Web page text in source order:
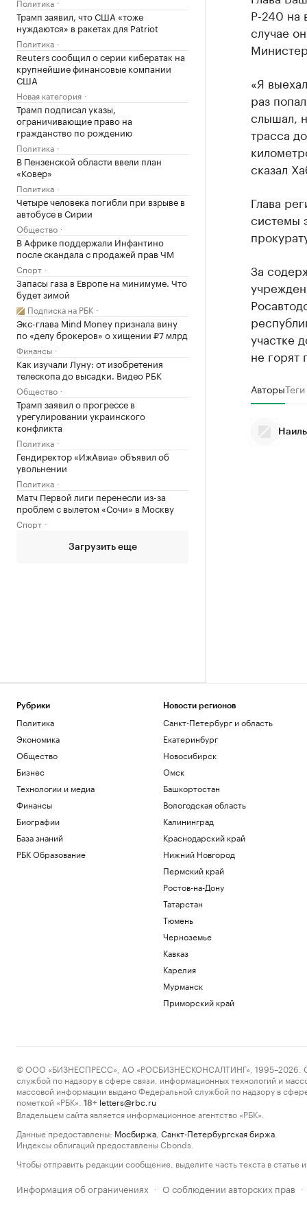
Трамп заявил, что США «тоже
нуждаются» в ракетах для Patriot
Политика
Reuters сообщил о серии кибератак на
крупнейшие финансовые компании
США
Новая категория
Трамп подписал указы,
ограничивающие право на
гражданство по рождению
Политика
В Пензенской области ввели план
«Ковер»
Политика
Четыре человека погибли при взрыве в
автобусе в Сирии
Общество
В Африке поддержали Инфантино
после скандала с продажей прав ЧМ
Спорт
Запасы газа в Европе на минимуме. Что
будет зимой
Подписка на РБК
Экс-глава Mind Money признала вину
по «делу брокеров» о хищении ₽7 млрд
Финансы
Как изучали Луну: от изобретения
телескопа до высадки. Видео РБК
Общество
Трамп заявил о прогрессе в
урегулировании украинского
конфликта
Политика
Гендиректор «ИжАвиа» объявил об
увольнении
Политика
Матч Первой лиги перенесли из-за
проблем с вылетом «Сочи» в Москву
Спорт
Загрузить еще
Р-240 на
случае
«Я
раз
слышал,
трасса
сказал
Глава
системы
За
участке
не
АвторыТеги
Рубрики
Политика
Экономика
Общество
Бизнес
Технологии и медиа
Финансы
Биографии
База знаний
РБК Образование
Новости регионов
Санкт-Петербург и область
Екатеринбург
Новосибирск
Омск
Башкортостан
Вологодская область
Калининград
Краснодарский край
Нижний Новгород
Пермский край
Ростов-на-Дону
Татарстан
Тюмень
Черноземье
Кавказ
Карелия
Мурманск
Приморский край
© ООО «БИЗНЕСПРЕСС», АО «РОСБИЗНЕСКОНСАЛТИНГ», 1995–2026.
службой по надзору в сфере связи, информационных технологий и
массовой информации выдано Федеральной службой по надзору в
пометкой «РБК».
18+ letters@rbc.ru
Владельцем сайта является информационное агентство «РБК».
Данные предоставлены: Мосбиржа Санкт-Петербургская биржа
Индексы облигаций предоставлены Cbonds.
Чтобы отправить редакции сообщение, выделите часть текста в статье
Информация об ограничениях · О соблюдении авторских прав ·